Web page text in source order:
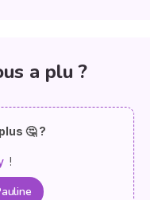
a plu ?
🤔 ?
!